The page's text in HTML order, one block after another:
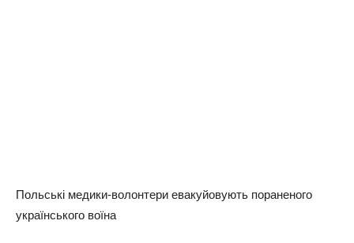
Польські медики-волонтери евакуйовують пораненого
українського воїна